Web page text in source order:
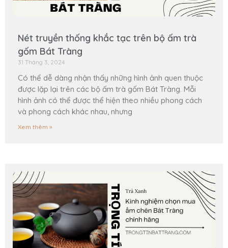
Nét truyền thống khắc tạc trên bộ ấm trà
gốm Bát Tràng
31 Tháng 3, 2024
Có thể dễ dàng nhận thấy những hình ảnh quen thuộc
được lặp lại trên các bộ ấm trà gốm Bát Tràng. Mỗi
hình ảnh có thể được thể hiện theo nhiều phong cách
và phong cách khác nhau, nhưng
Xem thêm »